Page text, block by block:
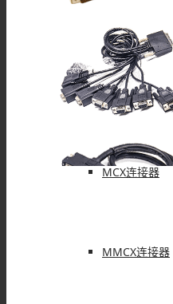
UHF连接器
MCX连接器
MMCX连接器